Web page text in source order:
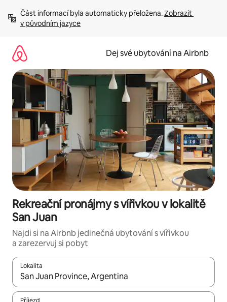
obsah
Část informací byla automaticky přeložena. Zobrazit
v původním jazyce
Dej své ubytování na Airbnb
Rekreační pronájmy s vířivkou v lokalitě
San Juan
Najdi si na Airbnb jedinečná ubytování s vířivkou
a zarezervuj si pobyt
Lokalita
Až budou výsledky k dispozici, můžeš si je procházet pomocí